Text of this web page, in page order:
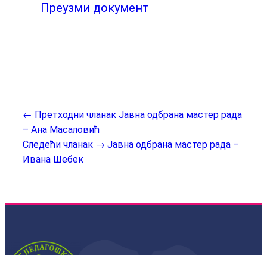
Преузми документ
← Претходни чланак Јавна одбрана мастер рада
– Ана Масаловић
Следећи чланак → Јавна одбрана мастер рада –
Ивана Шебек